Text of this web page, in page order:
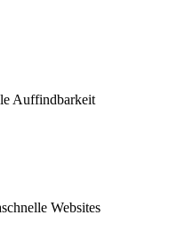
Auffindbarkeit
Websites